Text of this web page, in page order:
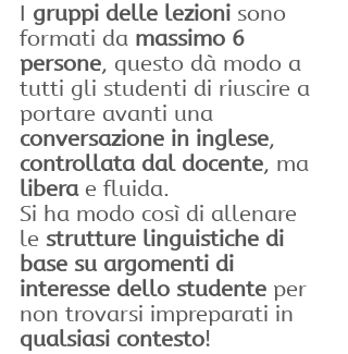
I gruppi delle lezioni sono
formati da massimo 6
persone, questo dà modo a
tutti gli studenti di riuscire a
portare avanti una
conversazione in inglese,
controllata dal docente, ma
libera e fluida.
Si ha modo così di allenare
le strutture linguistiche di
base su argomenti di
interesse dello studente per
non trovarsi impreparati in
qualsiasi contesto!